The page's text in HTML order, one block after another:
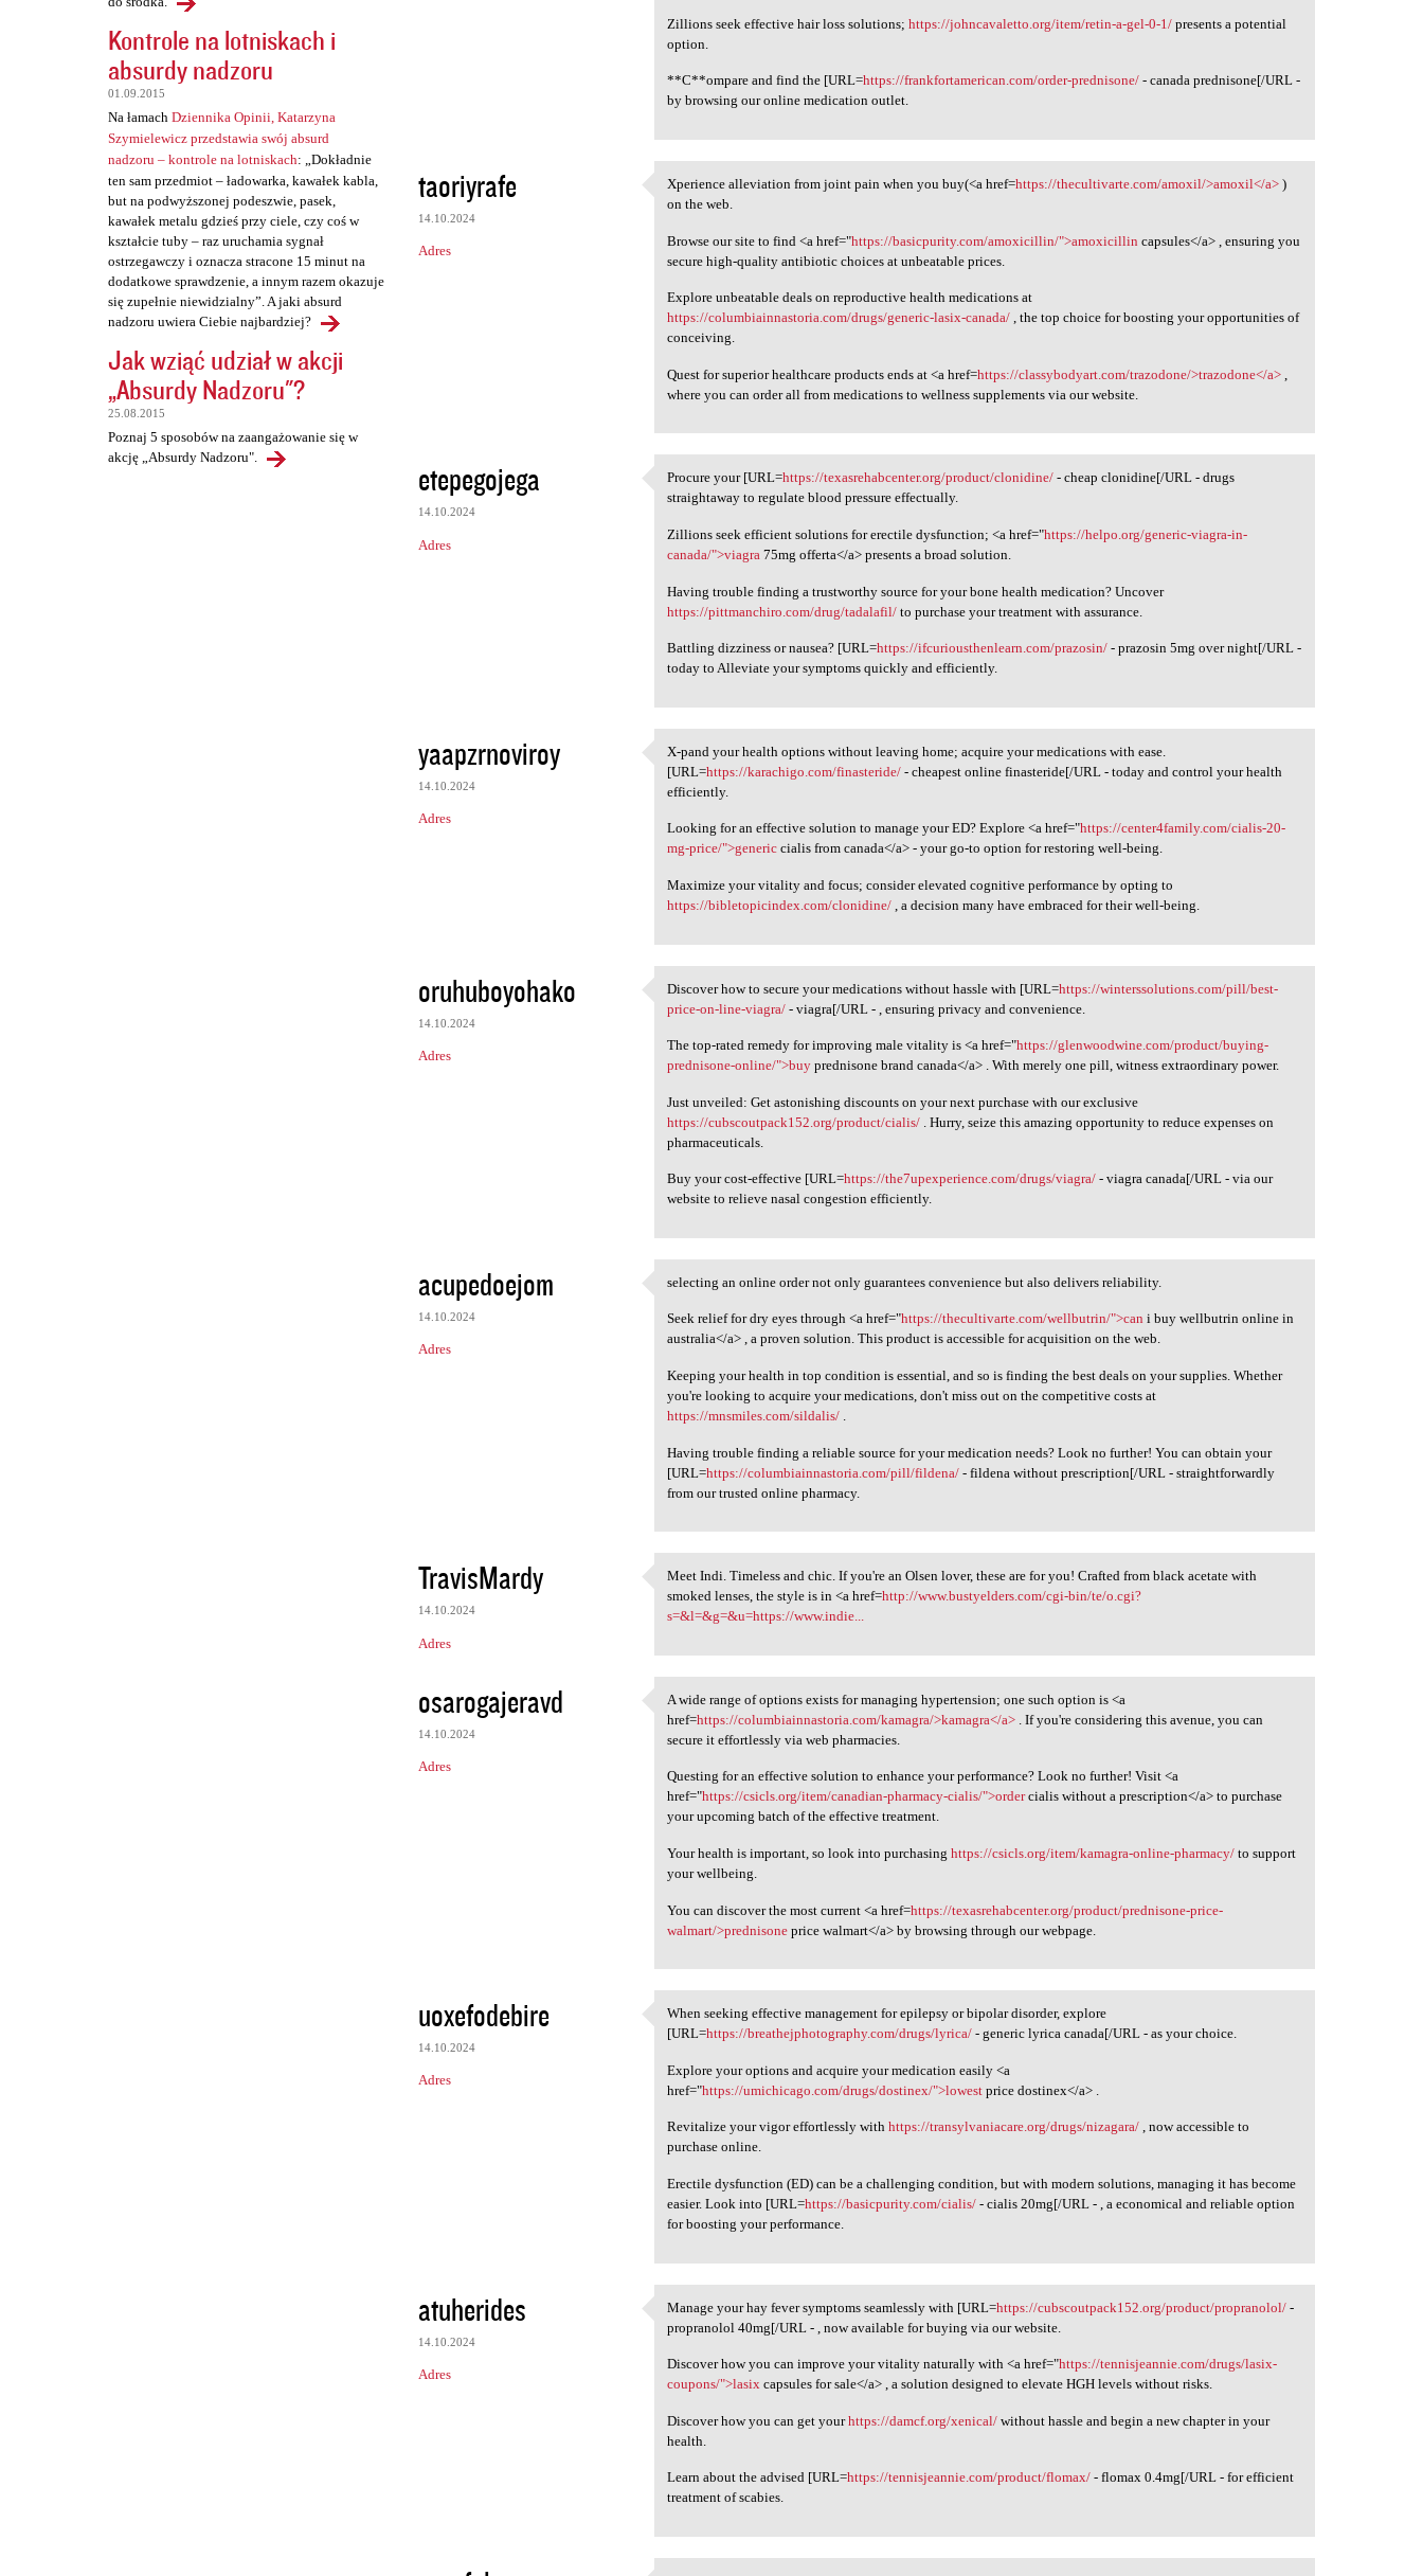
Kontrole na lotniskach i
absurdy nadzoru
01.09.2015
Na łamach Dziennika Opinii, Katarzyna
Szymielewicz przedstawia swój absurd
nadzoru – kontrole na lotniskach: „Dokładnie
ten sam przedmiot – ładowarka, kawałek kabla,
but na podwyższonej podeszwie, pasek,
kawałek metalu gdzieś przy ciele, czy coś w
kształcie tuby – raz uruchamia sygnał
ostrzegawczy i oznacza stracone 15 minut na
dodatkowe sprawdzenie, a innym razem okazuje
się zupełnie niewidzialny”. A jaki absurd
nadzoru uwiera Ciebie najbardziej?
Jak wziąć udział w akcji
„Absurdy Nadzoru"?
25.08.2015
Poznaj 5 sposobów na zaangażowanie się w
akcję „Absurdy Nadzoru".
Zillions seek effective hair loss solutions;https://johncavaletto.org/item/retin-a-gel-0-1/ presents a potential
option.
**C**ompare and find the [URL=https://frankfortamerican.com/order-prednisone/ - canada prednisone[/URL -
by browsing our online medication outlet.
taoriyrafe
14.10.2024
Adres
Xperience alleviation from
Xperience alleviation from joint pain when you buy(<a href=https://thecultivarte.com/amoxil/>amoxil</a> )
on the web.
Browse our site to find <a href="https://basicpurity.com/amoxicillin/">amoxicillin capsules</a> , ensuring you
secure high-quality antibiotic choices at unbeatable prices.
Explore unbeatable deals on reproductive health medications at
https://columbiainnastoria.com/drugs/generic-lasix-canada/ , the top choice for boosting your opportunities of
conceiving.
Quest for superior healthcare products ends at <a href=https://classybodyart.com/trazodone/>trazodone</a>
where you can order all from medications to wellness supplements via our website.
etepegojega
14.10.2024
Adres
Procure your [URL=https:/
Procure your [URL=https://texasrehabcenter.org/product/clonidine/ - cheap clonidine[/URL - drugs
straightaway to regulate blood pressure effectually.
Zillions seek efficient solutions for erectile dysfunction; <a href="https://helpo.org/generic-viagra-in-
canada/">viagra 75mg offerta</a> presents a broad solution.
Having trouble finding a trustworthy source for your bone health medication? Uncover
https://pittmanchiro.com/drug/tadalafil/ to purchase your treatment with assurance.
Battling dizziness or nausea? [URL=https://ifcuriousthenlearn.com/prazosin/ - prazosin 5mg over night[/URL -
today to Alleviate your symptoms quickly and efficiently.
yaapzrnoviroy
14.10.2024
Adres
X-pand your health options
X-pand your health options without leaving home; acquire your medications with ease.
[URL=https://karachigo.com/finasteride/ - cheapest online finasteride[/URL - today and control your health
efficiently.
Looking for an effective solution to manage your ED? Explore <a href="https://center4family.com/cialis-20-
mg-price/">generic cialis from canada</a> - your go-to option for restoring well-being.
Maximize your vitality and focus; consider elevated cognitive performance by opting to
https://bibletopicindex.com/clonidine/ , a decision many have embraced for their well-being.
oruhuboyohako
14.10.2024
Adres
Discover how to secure your
Discover how to secure your medications without hassle with [URL=https://winterssolutions.com/pill/best-
price-on-line-viagra/ - viagra[/URL - , ensuring privacy and convenience.
The top-rated remedy for improving male vitality is <a href="https://glenwoodwine.com/product/buying-
prednisone-online/">buy prednisone brand canada</a> . With merely one pill, witness extraordinary power.
Just unveiled: Get astonishing discounts on your next purchase with our exclusive
https://cubscoutpack152.org/product/cialis/ . Hurry, seize this amazing opportunity to reduce expenses on
pharmaceuticals.
Buy your cost-effective [URL=https://the7upexperience.com/drugs/viagra/ - viagra canada[/URL - via our
website to relieve nasal congestion efficiently.
acupedoejom
14.10.2024
Adres
selecting an online order not
selecting an online order not only guarantees convenience but also delivers reliability.
Seek relief for dry eyes through <a href="https://thecultivarte.com/wellbutrin/">can i buy wellbutrin online in
australia</a> , a proven solution. This product is accessible for acquisition on the web.
Keeping your health in top condition is essential, and so is finding the best deals on your supplies. Whether
you're looking to acquire your medications, don't miss out on the competitive costs at
https://mnsmiles.com/sildalis/ .
Having trouble finding a reliable source for your medication needs? Look no further! You can obtain your
[URL=https://columbiainnastoria.com/pill/fildena/ - fildena without prescription[/URL - straightforwardly
from our trusted online pharmacy.
TravisMardy
14.10.2024
Adres
Meet Indi. Timeless and chic.
Meet Indi. Timeless and chic. If you're an Olsen lover, these are for you! Crafted from black acetate with
smoked lenses, the style is in <a href=http://www.bustyelders.com/cgi-bin/te/o.cgi?
s=&l=&g=&u=https://www.indie...
osarogajeravd
14.10.2024
Adres
A wide range of options
A wide range of options exists for managing hypertension; one such option is <a
href=https://columbiainnastoria.com/kamagra/>kamagra</a> . If you're considering this avenue, you can
secure it effortlessly via web pharmacies.
Questing for an effective solution to enhance your performance? Look no further! Visit <a
href="https://csicls.org/item/canadian-pharmacy-cialis/">ordercialis without a prescription</a> to purchase
your upcoming batch of the effective treatment.
Your health is important, so look into purchasinghttps://csicls.org/item/kamagra-online-pharmacy/ to support
your wellbeing.
You can discover the most current <a href=https://texasrehabcenter.org/product/prednisone-price-
walmart/>prednisone price walmart</a> by browsing through our webpage.
uoxefodebire
14.10.2024
Adres
When seeking effective
When seeking effective management for epilepsy or bipolar disorder, explore
[URL=https://breathejphotography.com/drugs/lyrica/ - generic lyrica canada[/URL - as your choice.
Explore your options and acquire your medication easily <a
href="https://umichicago.com/drugs/dostinex/">lowest price dostinex</a> .
Revitalize your vigor effortlessly withhttps://transylvaniacare.org/drugs/nizagara/ , now accessible to
purchase online.
Erectile dysfunction (ED) can be a challenging condition, but with modern solutions, managing it has become
easier. Look into [URL=https://basicpurity.com/cialis/ - cialis 20mg[/URL - , a economical and reliable option
for boosting your performance.
atuherides
14.10.2024
Adres
Manage your hay fever
Manage your hay fever symptoms seamlessly with [URL=https://cubscoutpack152.org/product/propranolol/ -
propranolol 40mg[/URL - , now available for buying via our website.
Discover how you can improve your vitality naturally with <a href="https://tennisjeannie.com/drugs/lasix-
coupons/">lasix capsules for sale</a> , a solution designed to elevate HGH levels without risks.
Discover how you can get yourhttps://damcf.org/xenical/ without hassle and begin a new chapter in your
health.
Learn about the advised [URL=https://tennisjeannie.com/product/flomax/ - flomax 0.4mg[/URL - for efficient
treatment of scabies.